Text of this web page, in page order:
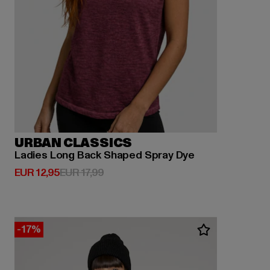
URBAN CLASSICS
Ladies Long Back Shaped Spray Dye
EUR 12,95
Huidige prijs: EUR 12,95
EUR 17,99Actieprijs: EUR 17,99
-17%